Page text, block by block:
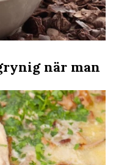
när man